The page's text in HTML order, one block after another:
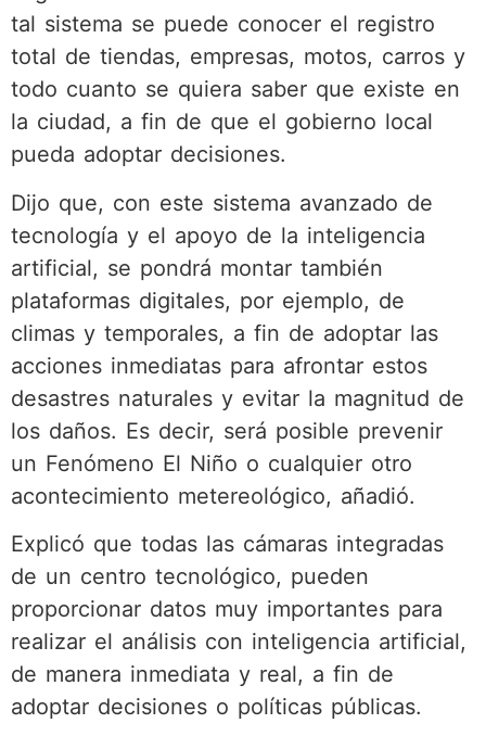
tal sistema se puede conocer el registro
total de tiendas, empresas, motos, carros y
todo cuanto se quiera saber que existe en
la ciudad, a fin de que el gobierno local
pueda adoptar decisiones.
Dijo que, con este sistema avanzado de
tecnología y el apoyo de la inteligencia
artificial, se pondrá montar también
plataformas digitales, por ejemplo, de
climas y temporales, a fin de adoptar las
acciones inmediatas para afrontar estos
desastres naturales y evitar la magnitud de
los daños. Es decir, será posible prevenir
un Fenómeno El Niño o cualquier otro
acontecimiento metereológico, añadió.
Explicó que todas las cámaras integradas
de un centro tecnológico, pueden
proporcionar datos muy importantes para
realizar el análisis con inteligencia artificial,
de manera inmediata y real, a fin de
adoptar decisiones o políticas públicas.